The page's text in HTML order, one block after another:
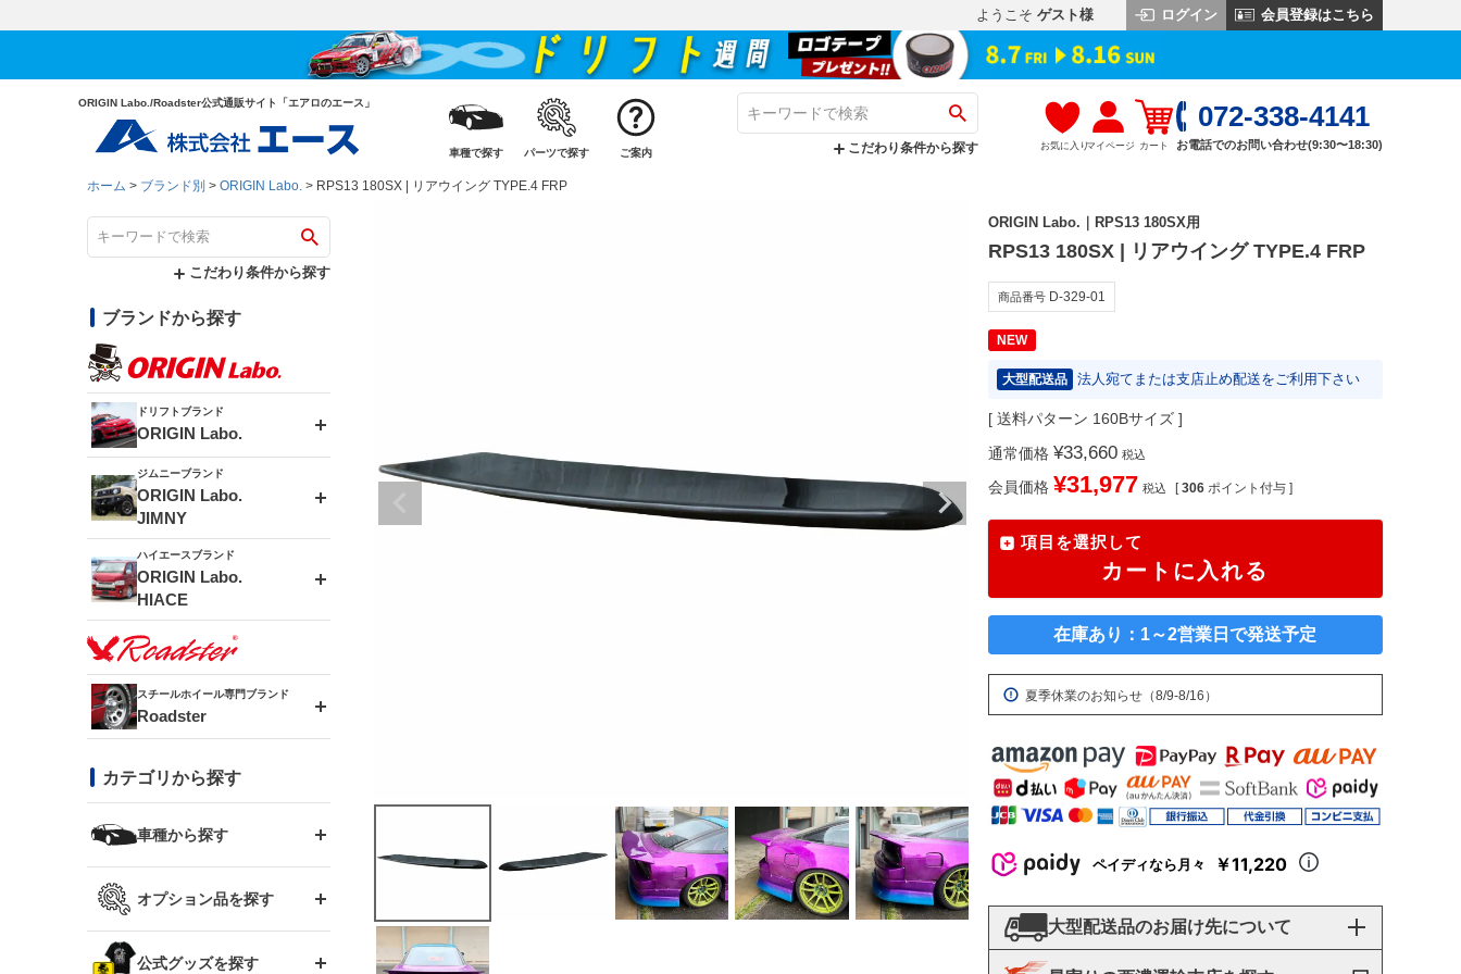
ようこそ ゲスト様 ログイン 会員登録はこちら
ORIGIN Labo./Roadster公式通販サイト「エアロのエース」
車種で探す パーツで探す ご案内 こだわり条件から探す お気に入りマイページ カート
072-338-4141
お電話でのお問い合わせ(9:30〜18:30)
ホーム ブランド別 ORIGIN Labo. RPS13 180SX | リアウイング TYPE.4 FRP
こだわり条件から探す
ブランドから探す
ドリフトブランド
ORIGIN Labo.
エアロシリーズ
ドリフトライン
風神(180SX)
雷神(S15)
龍神(チェイサー)
レーシングライン
アタックライン
ストリームライン
フロントフェンダー
リアフェンダー
ブラッシュフェンダー
コンバットアイ
GTウイング
リアウイング
ルーフウイング
ジムニーブランド
ORIGIN Labo.
JIMNY
アルミホイール
MUD-ZEUS
アルミホイール
MUD-SR7
MUD-S7
ボンネット
フェンダー
サイドパーツ
ハイエースブランド
ORIGIN Labo.
HIACE
エアロシリーズ
LUX MODEL SP
LUX MODEL
RUGGER MODEL
GROUND MODEL
オーバーフェンダー
リアウイング
スムージングバンパー
ワイパーガード
スチールホイール専門ブランド
Roadster
DAYTONA-RS
DAYTONA-RS NEO
まつど家 鉄漢
カテゴリから探す
車種から探す
トヨタ
スズキ
オプション品を探す
GTウイング用ラダー
公式グッズを探す
ORIGIN Labo.｜RPS13 180SX用
RPS13 180SX | リアウイング TYPE.4 FRP
商品番号 D-329-01
NEW
大型配送品 法人宛てまたは支店止め配送をご利用下さい
送料パターン 160Bサイズ
通常価格 ¥33,660 税込
会員価格 ¥31,977 税込 [ 306 ポイント付与 ]
項目を選択して
カートに入れる
在庫あり：1～2営業日で発送予定
夏季休業のお知らせ（8/9-8/16）
ペイディなら月々 ￥11,220
大型配送品のお届け先について